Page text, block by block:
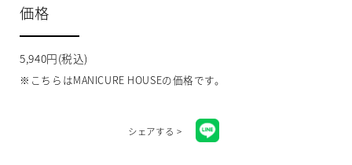
価格
5,940円(税込)
※こちらはMANICURE HOUSEの価格です。
シェアする >